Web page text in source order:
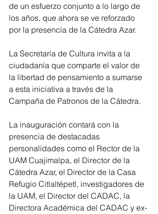
de un esfuerzo conjunto a lo largo de
los años, que ahora se ve reforzado
por la presencia de la Cátedra Azar.
La Secretaría de Cultura invita a la
ciudadanía que comparte el valor de
la libertad de pensamiento a sumarse
a esta iniciativa a través de la
Campaña de Patronos de la Cátedra.
La inauguración contará con la
presencia de destacadas
personalidades como el Rector de la
UAM Cuajimalpa, el Director de la
Cátedra Azar, el Director de la Casa
Refugio Citlaltépetl, investigadores de
la UAM, el Director del CADAC, la
Directora Académica del CADAC y ex-